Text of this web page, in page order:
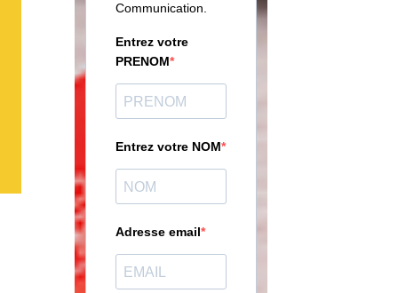
Communication.
Entrez votre
PRENOM
Entrez votre NOM
Adresse email